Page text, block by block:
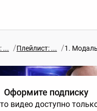
... /Плейлист: ... /1.
Оформите подписку
видео доступно